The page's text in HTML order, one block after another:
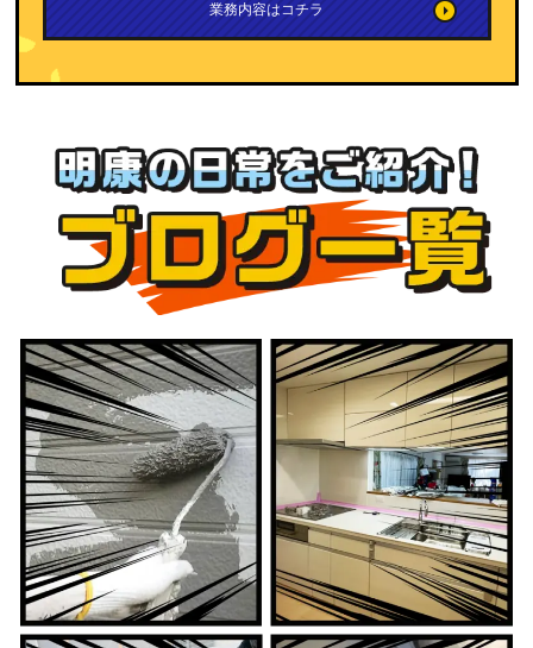
業務内容はコチラ